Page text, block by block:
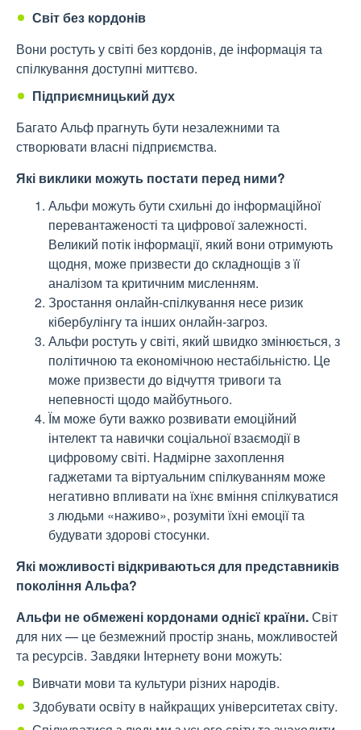
Світ без кордонів
Вони ростуть у світі без кордонів, де інформація та
спілкування доступні миттєво.
Підприємницький дух
Багато Альф прагнуть бути незалежними та
створювати власні підприємства.
Які виклики можуть постати перед ними?
Альфи можуть бути схильні до інформаційної
перевантаженості та цифрової залежності.
Великий потік інформації, який вони отримують
щодня, може призвести до складнощів з її
аналізом та критичним мисленням.
Зростання онлайн-спілкування несе ризик
кібербулінгу та інших онлайн-загроз.
Альфи ростуть у світі, який швидко змінюється, з
політичною та економічною нестабільністю. Це
може призвести до відчуття тривоги та
непевності щодо майбутнього.
Їм може бути важко розвивати емоційний
інтелект та навички соціальної взаємодії в
цифровому світі. Надмірне захоплення
гаджетами та віртуальним спілкуванням може
негативно впливати на їхнє вміння спілкуватися
з людьми «наживо», розуміти їхні емоції та
будувати здорові стосунки.
Які можливості відкриваються для представників
покоління Альфа?
Альфи не обмежені кордонами однієї країни.Світ
для них — це безмежний простір знань, можливостей
та ресурсів. Завдяки Інтернету вони можуть:
Вивчати мови та культури різних народів.
Здобувати освіту в найкращих університетах світу.